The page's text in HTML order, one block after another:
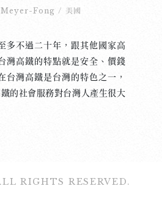
Fong / 美國
不過二十年，跟其他國家高
灣高鐵的特點就是安全、價錢
台灣高鐵是台灣的特色之一，
的社會服務對台灣人產生很大
發生過一個更嚴重的意外：在
RIGHTS RESERVED.